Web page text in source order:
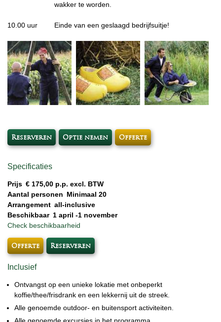
wakker te worden.
10.00 uur Einde van een geslaagd bedrijfsuitje!
Reserveren Optie nemen Offerte
Specificaties
Prijs € 175,00 p.p. excl. BTW
Aantal personen Minimaal 20
Arrangement all-inclusive
Beschikbaar 1 april -1 november
Check beschikbaarheid
Offerte Reserveren
Inclusief
Ontvangst op een unieke lokatie met onbeperkt
koffie/thee/frisdrank en een lekkernij uit de streek.
Alle genoemde outdoor- en buitensport activiteiten.